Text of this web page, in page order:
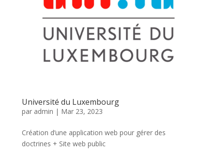
Université du Luxembourg
par admin | Mar 23, 2023
Création d’une application web pour gérer des
doctrines + Site web public